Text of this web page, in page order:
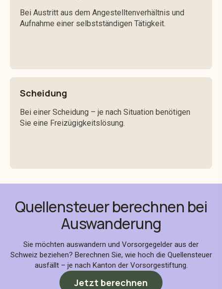
Bei Austritt aus dem Angestelltenverhältnis und
Aufnahme einer selbstständigen Tätigkeit.
Scheidung
Bei einer Scheidung – je nach Situation benötigen
Sie eine Freizügigkeitslösung.
Quellensteuer berechnen bei
Auswanderung
Sie möchten auswandern und Vorsorgegelder aus der
Schweiz beziehen? Berechnen Sie, wie hoch die Quellensteuer
ausfällt – je nach Kanton der Vorsorgestiftung.
Jetzt berechnen